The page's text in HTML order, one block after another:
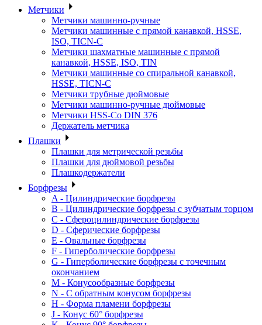
Метчики
Метчики машинно-ручные
Метчики машинные с прямой канавкой, HSSE,
ISO, TICN-C
Метчики шахматные машинные с прямой
канавкой, HSSE, ISO, TIN
Метчики машинные со спиральной канавкой,
HSSE, TICN-C
Метчики трубные дюймовые
Метчики машинно-ручные дюймовые
Метчики HSS-Co DIN 376
Держатель метчика
Плашки
Плашки для метрической резьбы
Плашки для дюймовой резьбы
Плашкодержатели
Борфрезы
A - Цилиндрические борфрезы
B - Цилиндрические борфрезы с зубчатым торцом
C - Сфероцилиндрические борфрезы
D - Сферические борфрезы
E - Овальные борфрезы
F - Гиперболические борфрезы
G - Гиперболические борфрезы с точечным
окончанием
M - Конусообразные борфрезы
N - С обратным конусом борфрезы
H - Форма пламени борфрезы
J - Конус 60° борфрезы